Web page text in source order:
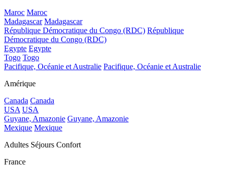
Maroc Maroc
Madagascar Madagascar
République Démocratique du Congo (RDC) République
Démocratique du Congo (RDC)
Egypte Egypte
Togo Togo
Pacifique, Océanie et Australie Pacifique, Océanie et Australie
Amérique
Canada Canada
USA USA
Guyane, Amazonie Guyane, Amazonie
Mexique Mexique
Adultes Séjours Confort
France